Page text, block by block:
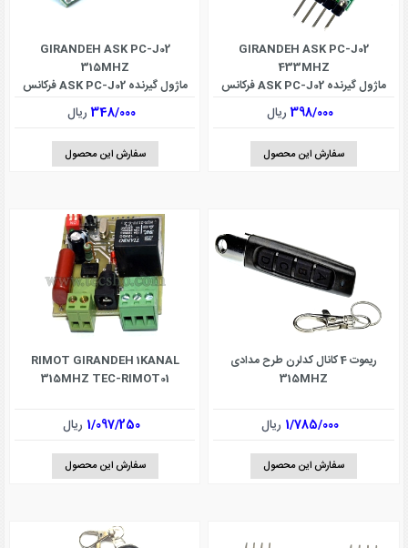
GIRANDEH ASK PC-J02
433MHZ
ماژول گیرنده ASK PC-J02 فرکانس
433 مگا هرتز
398/000ریال
سفارش این محصول
GIRANDEH ASK PC-J02
315MHZ
ماژول گیرنده ASK PC-J02 فرکانس
315 مگا هرتز
348/000ریال
سفارش این محصول
ریموت 4 کانال کدلرن طرح مدادی
315MHZ
1/785/000 ریال
سفارش این محصول
RIMOT GIRANDEH 1KANAL
315MHZ TEC-RIMOT01
1/097/250 ریال
سفارش این محصول